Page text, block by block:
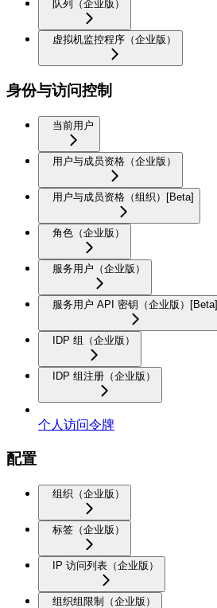
队列（企业版）
虚拟机监控程序（企业版）
身份与访问控制
当前用户
用户与成员资格（企业版）
用户与成员资格（组织）[Beta]
角色（企业版）
服务用户（企业版）
服务用户 API 密钥（企业版）[Beta]
IDP 组（企业版）
IDP 组注册（企业版）
个人访问令牌
配置
组织（企业版）
标签（企业版）
IP 访问列表（企业版）
组织组限制（企业版）